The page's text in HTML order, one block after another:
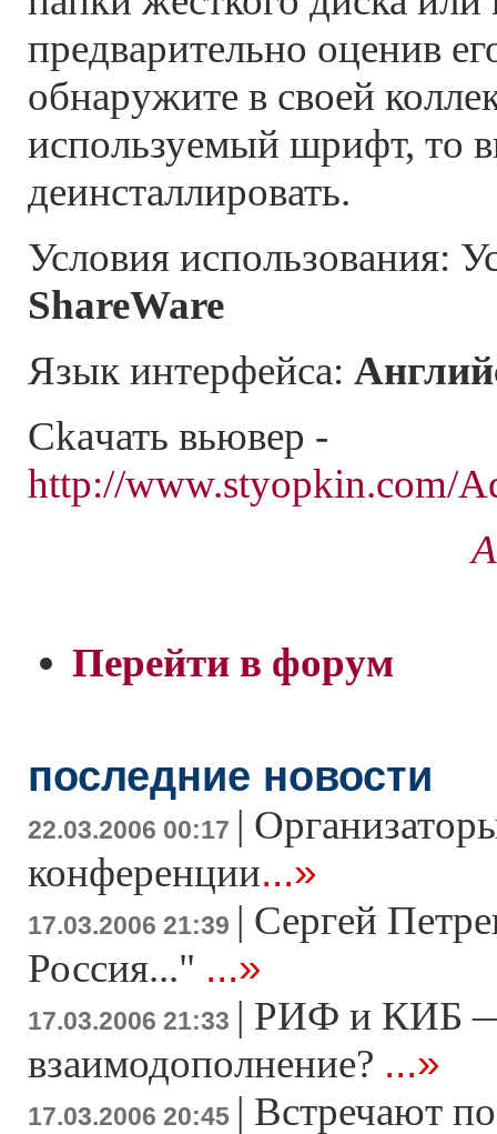
предварительно оценив
обнаружите в своей
используемый шрифт, то
деинсталлировать.
Условия использования:
ShareWare
Язык интерфейса:
Ckaчать вьювер -
http://www.styopkin.com/
Перейти в форум
последние новости
22.03.2006 00:17 |
конференции...»
17.03.2006 21:39 | Сергей
Россия..." ...»
17.03.2006 21:33 | РИФ и КИБ —
взаимодополнение? ...»
17.03.2006 20:45 | Встречают